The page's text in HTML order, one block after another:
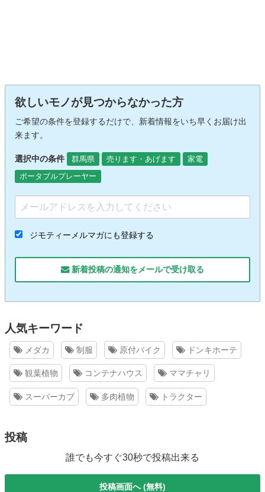
欲しいモノが見つからなかった方
ご希望の条件を登録するだけで、新着情報をいち早くお届け出
来ます。
選択中の条件 群馬県 売ります・あげます
家電
ポータブルプレーヤー
ジモティーメルマガにも登録する
新着投稿の通知をメールで受け取る
人気キーワード
メダカ 制服 原付バイク ドンキホーテ
観葉植物 コンテナハウス ママチャリ
スーパーカブ 多肉植物 トラクター
投稿
誰でも今すぐ30秒で投稿出来る
投稿画面へ (無料)